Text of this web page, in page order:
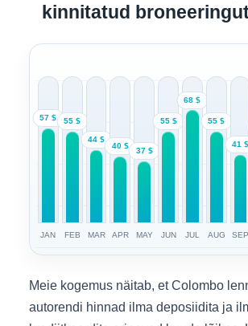
kinnitatud
57 $
JAN
55 $
FEB
44 $
MAR
40 $
APR
37 $
MAY
55 $
JUN
68 $
JUL
55 $
AUG
41 $
SEP
Meie kogemus näitab, et Colombo
autorendi hinnad ilma deposiidita ja